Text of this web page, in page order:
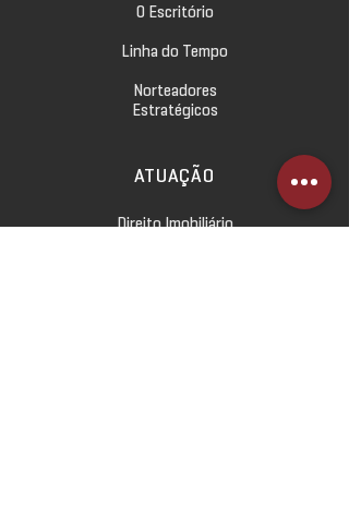
O Escritório
Linha do Tempo
Norteadores
Estratégicos
ATUAÇÃO
Direito Imobiliário